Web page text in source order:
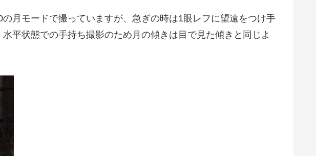
月モードで撮っていますが、急ぎの時は1眼レフに望遠をつけ手
平状態での手持ち撮影のため月の傾きは目で見た傾きと同じよ